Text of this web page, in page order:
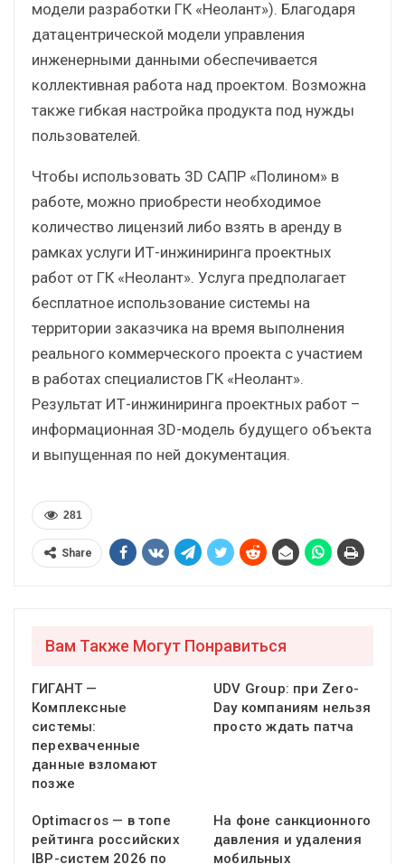
модели разработки ГК «Неолант»). Благодаря
датацентрической модели управления
инженерными данными обеспечивается
коллективная работа над проектом. Возможна
также гибкая настройка продукта под нужды
пользователей.
Чтобы использовать 3D САПР «Полином» в
работе, можно приобрести необходимое
количество лицензий либо взять в аренду в
рамках услуги ИТ-инжиниринга проектных
работ от ГК «Неолант». Услуга предполагает
бесплатное использование системы на
территории заказчика на время выполнения
реального коммерческого проекта с участием
в работах специалистов ГК «Неолант».
Результат ИТ-инжиниринга проектных работ –
информационная 3D-модель будущего объекта
и выпущенная по ней документация.
281
Share
Вам Также Могут Понравиться
ГИГАНТ —
Комплексные
системы:
перехваченные
данные взломают
позже
UDV Group: при Zero-
Day компаниям нельзя
просто ждать патча
Optimacros — в топе
рейтинга российских
IBP-систем 2026 по
На фоне санкционного
давления и удаления
мобильных